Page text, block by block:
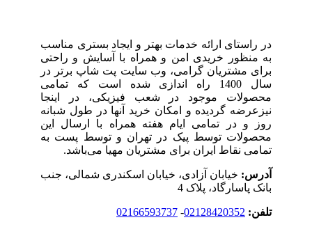
در راستای ارائه خدمات بهتر و ایجاد بستری مناسب
به منظور خریدی امن و همراه با آسایش و راحتی
برای مشتریان گرامی، وب سایت پت شاپ برتر در
سال 1400 راه اندازی شده است که تمامی
محصولات موجود در شعب‌ فیزیکی، در اینجا
نیزعرضه گردیده و امکان خرید آنها در طول شبانه
روز و در تمامی ایام هفته همراه با ارسال این
محصولات توسط پیک در تهران و توسط پست به
تمامی‌ نقاط ایران برای مشتریان مهیا می‌باشد.
آدرس: خیابان آزادی، خیابان اسکندری شمالی، جنب
بانک پاسارگاد، پلاک 4
تلفن: 02128420352
-
02166593737